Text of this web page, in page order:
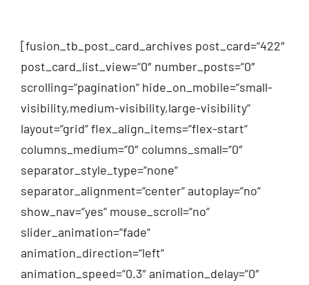
[fusion_tb_post_card_archives post_card=“422″
post_card_list_view=“0″ number_posts=“0″
scrolling=“pagination“ hide_on_mobile=“small-
visibility,medium-visibility,large-visibility“
layout=“grid“ flex_align_items=“flex-start“
columns_medium=“0″ columns_small=“0″
separator_style_type=“none“
separator_alignment=“center“ autoplay=“no“
show_nav=“yes“ mouse_scroll=“no“
slider_animation=“fade“
animation_direction=“left“
animation_speed=“0.3″ animation_delay=“0″